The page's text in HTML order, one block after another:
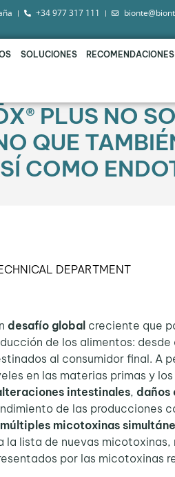
+34 977 317 111
SOLUCIONES RECOMENDACIONES
PLUS NO
QUE
COMO
DEPARTMENT
desafío global creciente que
de los alimentos:
al consumidor final.
en las materias primas y los
intestinales, daños
de las producciones
micotoxinas
lista de nuevas micotoxinas,
por las micotoxinas